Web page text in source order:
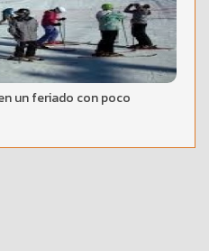
un feriado con poco